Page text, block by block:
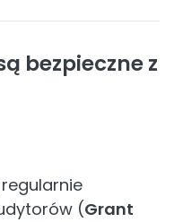
bezpieczne z
(Grant